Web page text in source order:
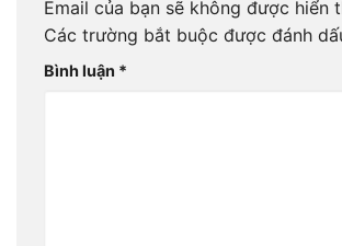
Email của bạn sẽ không được hiển
Các trường bắt buộc được đánh
Bình luận *